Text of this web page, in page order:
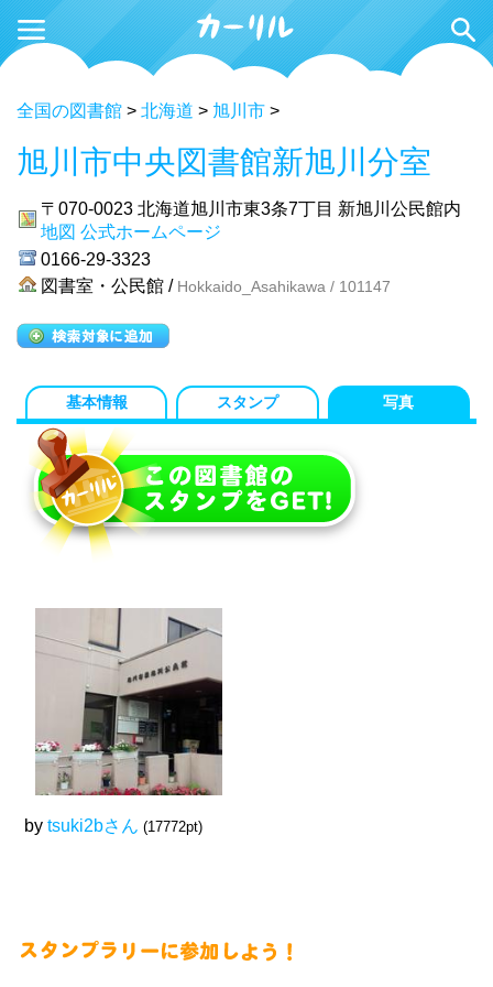
全国の図書館 > 北海道 > 旭川市 >
旭川市中央図書館新旭川分室
〒070-0023 北海道旭川市東3条7丁目 新旭川公民館内
地図 公式ホームページ
0166-29-3323
図書室・公民館 / Hokkaido_Asahikawa / 101147
基本情報 スタンプ 写真
by tsuki2bさん (17772pt)